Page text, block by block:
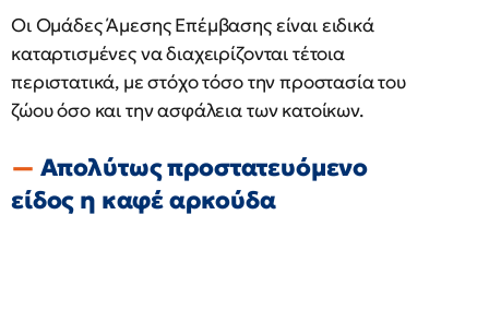
Οι Ομάδες Άμεσης Επέμβασης είναι ειδικά
καταρτισμένες να διαχειρίζονται τέτοια
περιστατικά, με στόχο τόσο την προστασία του
ζώου όσο και την ασφάλεια των κατοίκων.
Απολύτως προστατευόμενο
είδος η καφέ αρκούδα